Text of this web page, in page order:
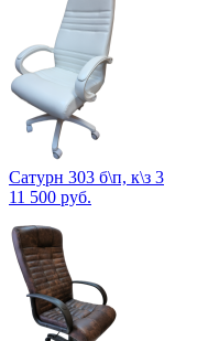
Сатурн 303 б\п, к\з 3
11 500 руб.